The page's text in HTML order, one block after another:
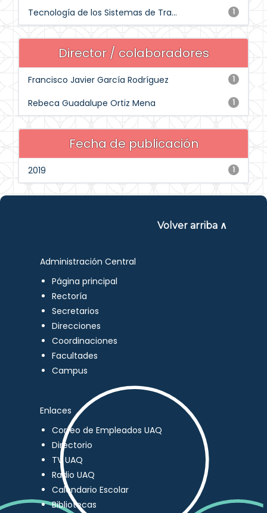
1
Tecnología de los Sistemas de Tra...
Director / colaboradores
1
Francisco Javier García Rodríguez
1
Rebeca Guadalupe Ortiz Mena
Fecha de publicación
1
2019
Volver arriba ∧
Administración Central
Página principal
Rectoría
Secretarios
Direcciones
Coordinaciones
Facultades
Campus
Enlaces
Correo de Empleados UAQ
Directorio
TV UAQ
Radio UAQ
Calendario Escolar
Bibliotecas